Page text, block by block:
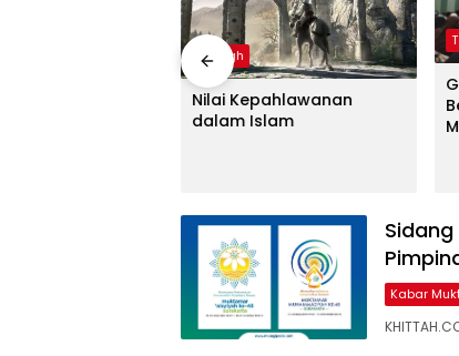
Tabligh
Nilai Kepahlawanan
dalam Islam
Kabar